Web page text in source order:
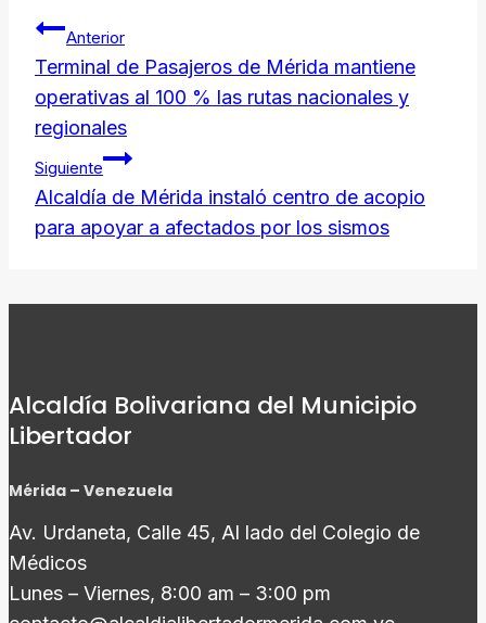
Navegación
de
entradas
Anterior
Terminal de Pasajeros de Mérida mantiene
operativas al 100 % las rutas nacionales y
regionales
Siguiente
​Alcaldía de Mérida instaló centro de acopio
para apoyar a afectados por los sismos
Alcaldía Bolivariana del Municipio
Libertador
Mérida – Venezuela
Av. Urdaneta, Calle 45, Al lado del Colegio de
Médicos
Lunes – Viernes, 8:00 am – 3:00 pm